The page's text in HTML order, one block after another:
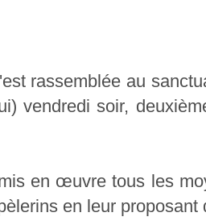
rassemblée au
vendredi soir,
en œuvre tous les
en leur proposant